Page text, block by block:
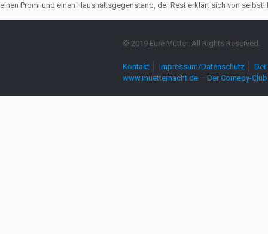
einen Promi und einen Haushaltsgegenstand, der Rest erklärt sich von
© 2019 Eure Mütter. All Rights Reserved.
Kontakt Impressum/Datenschutz
www.muetternacht.de – Der Comedy-Club